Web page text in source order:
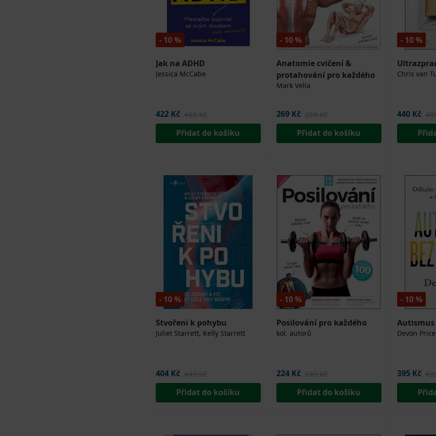
- 10 %
Jak na ADHD
Jessica McCabe
422 Kč 469 Kč
Přidat do košíku
- 10 %
Anatomie cvičení &
protahování pro každého
Mark Vella
269 Kč 299 Kč
Přidat do košíku
- 10 %
Chris van
440 Kč
- 10 %
Stvořeni k pohybu
Juliet Starrett, Kelly Starrett
404 Kč 449 Kč
Přidat do košíku
- 10 %
Posilování pro každého
kol. autorů
224 Kč 249 Kč
Přidat do košíku
- 10 %
Autismus
Devon Price
395 Kč